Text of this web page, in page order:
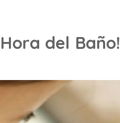
del Baño!